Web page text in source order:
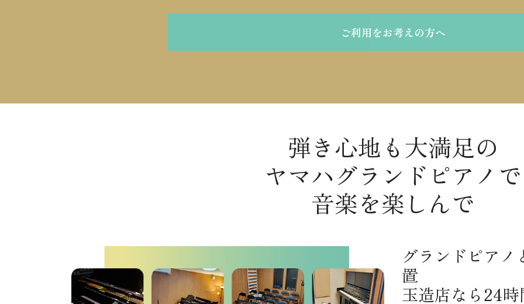
ご利用をお考えの方へ
弾き心地も大満足の
ヤマハグランドピアノで
音楽を楽しんで
グランドピア
置
玉造店なら24